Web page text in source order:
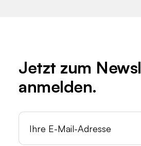
Jetzt zum
anmelden.